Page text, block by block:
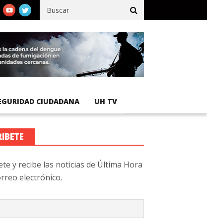
92 % de avance en obras de terracería
CIUDADANA UH TV
y recibe las noticias de Última Hora
electrónico.